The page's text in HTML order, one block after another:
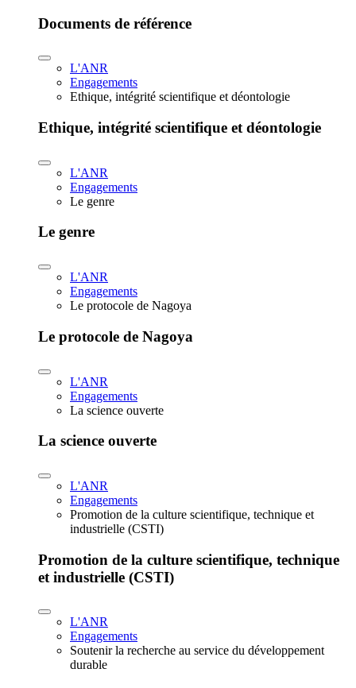
Documents de référence
L'ANR
Engagements
Ethique, intégrité scientifique et déontologie
Ethique, intégrité scientifique et déontologie
L'ANR
Engagements
Le genre
Le genre
L'ANR
Engagements
Le protocole de Nagoya
Le protocole de Nagoya
L'ANR
Engagements
La science ouverte
La science ouverte
L'ANR
Engagements
Promotion de la culture scientifique, technique et
industrielle (CSTI)
Promotion de la culture scientifique, technique
et industrielle (CSTI)
L'ANR
Engagements
Soutenir la recherche au service du développement
durable